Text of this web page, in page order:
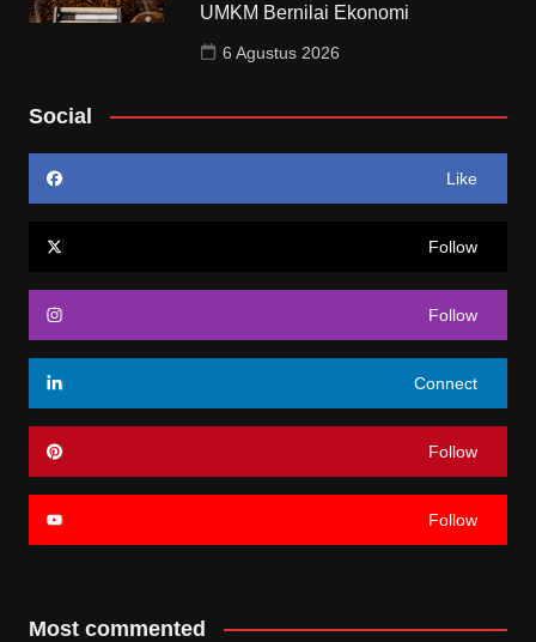
UMKM Bernilai Ekonomi
6 Agustus 2026
Social
Like
Follow
Follow
Connect
Follow
Follow
Most commented